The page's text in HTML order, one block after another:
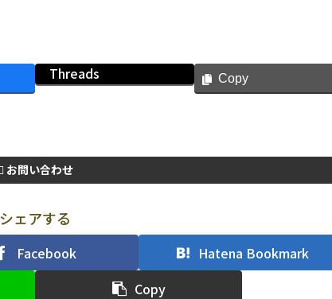
Threads Copy
お問い合わせ
シェアする
Facebook
Hatena Bookmark
Copy